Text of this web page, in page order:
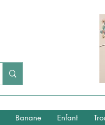
Banane Enfant